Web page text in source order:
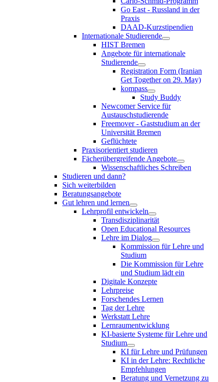
Go East - Russland in der
Praxis
DAAD-Kurzstipendien
Internationale Studierende
HIST Bremen
Angebote für internationale
Studierende
Registration Form (Iranian
Get Together on 29. May)
kompass
Study Buddy
Newcomer Service für
Austauschstudierende
Freemover - Gaststudium an der
Universität Bremen
Geflüchtete
Praxisorientiert studieren
Fächerübergreifende Angebote
Wissenschaftliches Schreiben
Studieren und dann?
Sich weiterbilden
Beratungsangebote
Gut lehren und lernen
Lehrprofil entwickeln
Transdisziplinarität
Open Educational Resources
Lehre im Dialog
Kommission für Lehre und
Studium
Die Kommission für Lehre
und Studium lädt ein
Digitale Konzepte
Lehrpreise
Forschendes Lernen
Tag der Lehre
Werkstatt Lehre
Lernraumentwicklung
KI-basierte Systeme für Lehre und
Studium
KI für Lehre und Prüfungen
KI in der Lehre: Rechtliche
Empfehlungen
Beratung und Vernetzung zu